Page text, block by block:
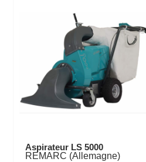
Aspirateur LS 5000
REMARC (Allemagne)